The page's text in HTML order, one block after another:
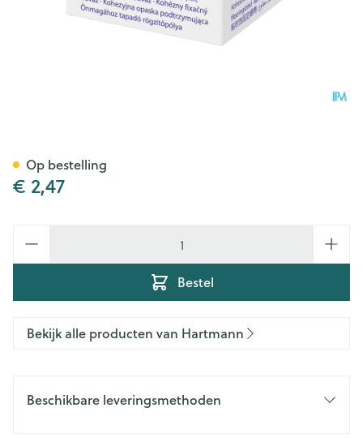
€ 2,47
Bestel
Op bestelling
Bekijk alle producten van Hartmann
Beschikbare leveringsmethoden